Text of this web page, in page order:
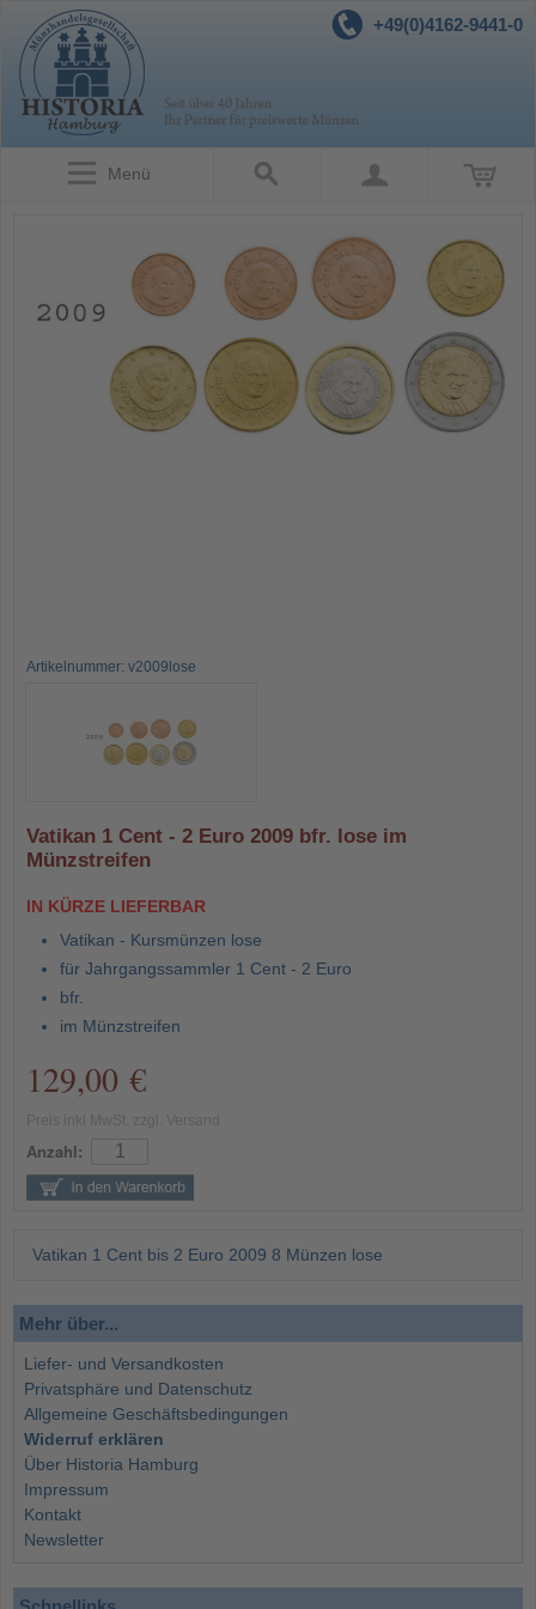
+49(0)4162-9441-0
Menü
Artikelnummer: v2009lose
Vatikan 1 Cent - 2 Euro 2009 bfr. lose im
Münzstreifen
IN KÜRZE LIEFERBAR
Vatikan - Kursmünzen lose
für Jahrgangssammler 1 Cent - 2 Euro
bfr.
im Münzstreifen
129,00 €
Anzahl:
Vatikan 1 Cent bis 2 Euro 2009 8 Münzen lose
Mehr über...
Liefer- und Versandkosten
Privatsphäre und Datenschutz
Allgemeine Geschäftsbedingungen
Widerruf erklären
Über Historia Hamburg
Impressum
Kontakt
Newsletter